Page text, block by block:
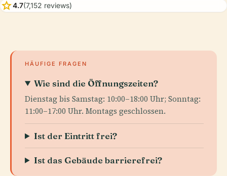
star4.7(7,152 reviews)
HÄUFIGE FRAGEN
Wie sind die Öffnungszeiten?
Dienstag bis Samstag: 10:00–18:00 Uhr; Sonntag:
11:00–17:00 Uhr. Montags geschlossen.
Ist der Eintritt frei?
Ist das Gebäude barrierefrei?